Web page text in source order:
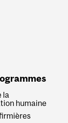
la
humaine